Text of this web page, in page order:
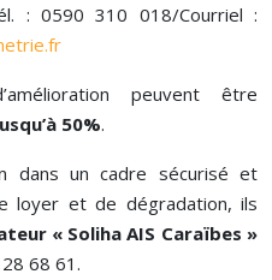
: 0590 310 018/Courriel :
peuvent être
50%.
dans un cadre sécurisé et
loyer et de dégradation, ils
« Soliha AIS Caraïbes »
68 61.